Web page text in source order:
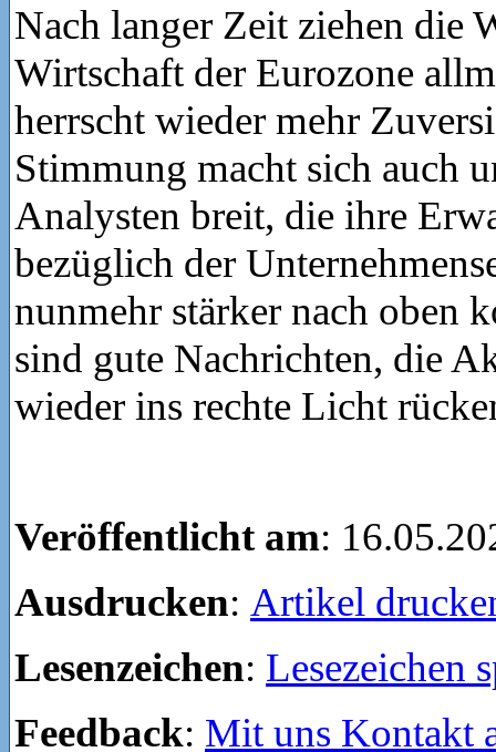
Nach langer Zeit ziehen die
Wirtschaft der Eurozone
herrscht wieder mehr
Stimmung macht sich auch
Analysten breit, die ihre
bezüglich der
nunmehr stärker nach oben
sind gute Nachrichten, die
wieder ins rechte Licht
Veröffentlicht am:
Ausdrucken: Artikel
Lesenzeichen: Lesezeichen
Feedback: Mit uns Kontakt